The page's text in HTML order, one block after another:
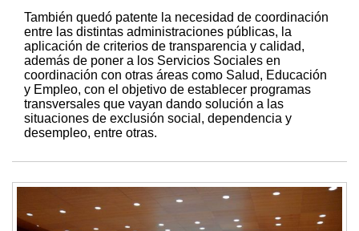
También quedó patente la necesidad de coordinación
entre las distintas administraciones públicas, la
aplicación de criterios de transparencia y calidad,
además de poner a los Servicios Sociales en
coordinación con otras áreas como Salud, Educación
y Empleo, con el objetivo de establecer programas
transversales que vayan dando solución a las
situaciones de exclusión social, dependencia y
desempleo, entre otras.